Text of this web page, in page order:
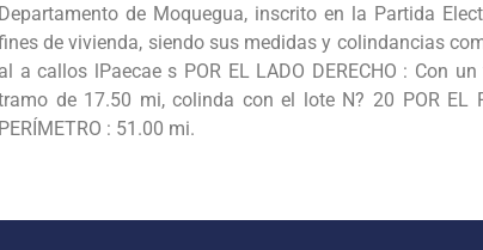
Departamento de Moquegua, inscrito en la Partida
de vivienda, siendo sus medidas y colindancias
al a callos lPaecae s POR EL LADO DERECHO : Con
de 17.50 mi, colinda con el lote N? 20 POR EL
PERÍMETRO : 51.00 mi.